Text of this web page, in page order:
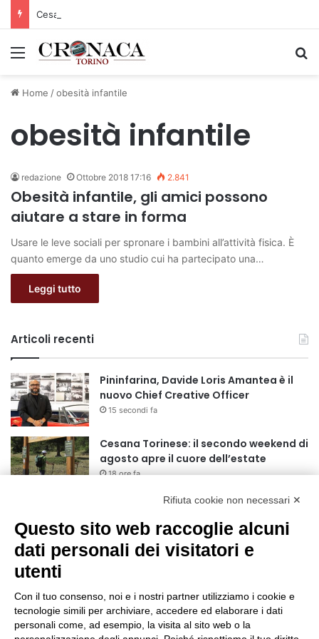
Menu
Home /obesità infantile
obesità infantile
redazione Ottobre 2018 17:16 2.841
Obesità infantile, gli amici possono
aiutare a stare in forma
Usare le leve sociali per spronare i bambini all’attività fisica. È
quanto emerge da uno studio cui ha partecipato una…
Leggi tutto
Articoli recenti
Pininfarina, Davide Loris Amantea è il
nuovo Chief Creative Officer
15 secondi fa
Cesana Torinese: il secondo weekend di
agosto apre il cuore dell’estate
18 ore fa
Siccità: Il Piemonte avvia le procedure
per la richiesta dello stato di calamità
naturale
19 ore fa
precampionato
22 ore fa
Rifiuta cookie non necessari ✕
Questo sito web raccoglie alcuni
dati personali dei visitatori e
utenti
Con il tuo consenso, noi e i nostri partner utilizziamo i cookie e
tecnologie simili per archiviare, accedere ed elaborare i dati
personali come, ad esempio, la visita al sito web o la